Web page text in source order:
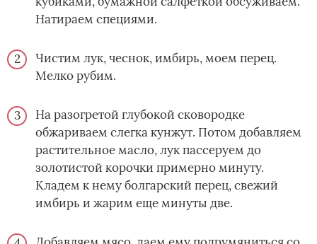
Натираем специями.
Чистим лук, чеснок, имбирь, моем перец.
Мелко рубим.
На разогретой глубокой сковородке
обжариваем слегка кунжут. Потом добавляем
растительное масло, лук пассеруем до
золотистой корочки примерно минуту.
Кладем к нему болгарский перец, свежий
имбирь и жарим еще минуты две.